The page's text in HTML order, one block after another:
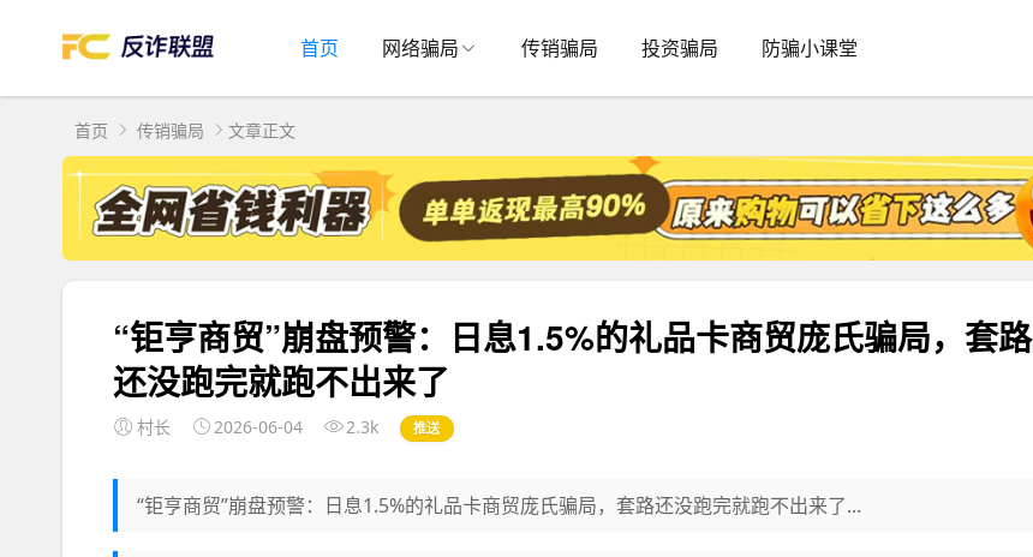
首页 网络骗局 传销骗局 投资骗局 防骗小课堂
首页 传销骗局 文章正文
“钜亨商贸”崩盘预警：日息1.5%的礼品卡商贸庞氏骗局，套路
还没跑完就跑不出来了
村长 2026-06-04 2.3k 推送
“钜亨商贸”崩盘预警：日息1.5%的礼品卡商贸庞氏骗局，套路还没跑完就跑不出来了...